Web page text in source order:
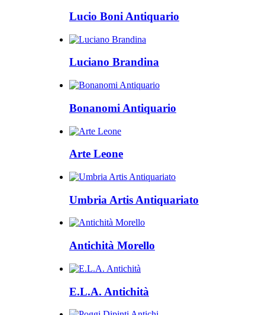
Lucio Boni Antiquario
Luciano Brandina
Bonanomi Antiquario
Arte Leone
Umbria Artis Antiquariato
Antichità Morello
E.L.A. Antichità